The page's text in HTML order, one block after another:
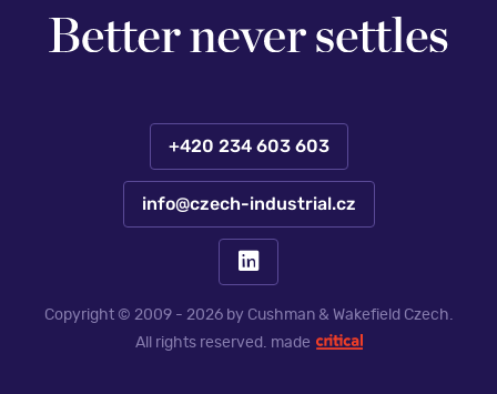
+420 234 603 603
info@czech-industrial.cz
Copyright © 2009 - 2026 by Cushman & Wakefield Czech.
All rights reserved. made